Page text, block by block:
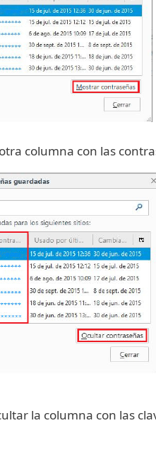
columna con las
la columna con las